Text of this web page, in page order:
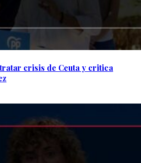
crisis de Ceuta y critica